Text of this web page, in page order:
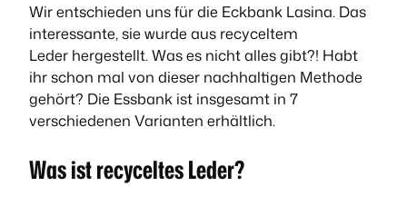
Wir entschieden uns für die Eckbank Lasina. Das
interessante, sie wurde aus recyceltem
Leder hergestellt. Was es nicht alles gibt?! Habt
ihr schon mal von dieser nachhaltigen Methode
gehört? Die Essbank ist insgesamt in 7
verschiedenen Varianten erhältlich.
Was ist recyceltes Leder?